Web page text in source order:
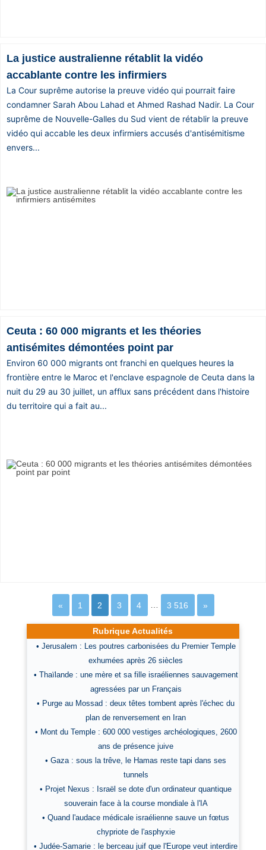
La justice australienne rétablit la vidéo
accablante contre les infirmiers
La Cour suprême autorise la preuve vidéo qui pourrait faire
condamner Sarah Abou Lahad et Ahmed Rashad Nadir. La Cour
suprême de Nouvelle-Galles du Sud vient de rétablir la preuve
vidéo qui accable les deux infirmiers accusés d'antisémitisme
envers...
Ceuta : 60 000 migrants et les théories
antisémites démontées point par
Environ 60 000 migrants ont franchi en quelques heures la
frontière entre le Maroc et l'enclave espagnole de Ceuta dans la
nuit du 29 au 30 juillet, un afflux sans précédent dans l'histoire
du territoire qui a fait au...
« 1 2 3 4 3 516 »
Rubrique Actualités
• Jerusalem : Les poutres carbonisées du Premier Temple
exhumées après 26 siècles
• Thaïlande : une mère et sa fille israéliennes sauvagement
agressées par un Français
• Purge au Mossad : deux têtes tombent après l'échec du
plan de renversement en Iran
• Mont du Temple : 600 000 vestiges archéologiques, 2600
ans de présence juive
• Gaza : sous la trêve, le Hamas reste tapi dans ses
tunnels
• Projet Nexus : Israël se dote d'un ordinateur quantique
souverain face à la course mondiale à l'IA
• Quand l'audace médicale israélienne sauve un fœtus
chypriote de l'asphyxie
• Judée-Samarie : le berceau juif que l'Europe veut interdire